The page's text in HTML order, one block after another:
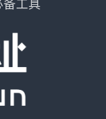
工具